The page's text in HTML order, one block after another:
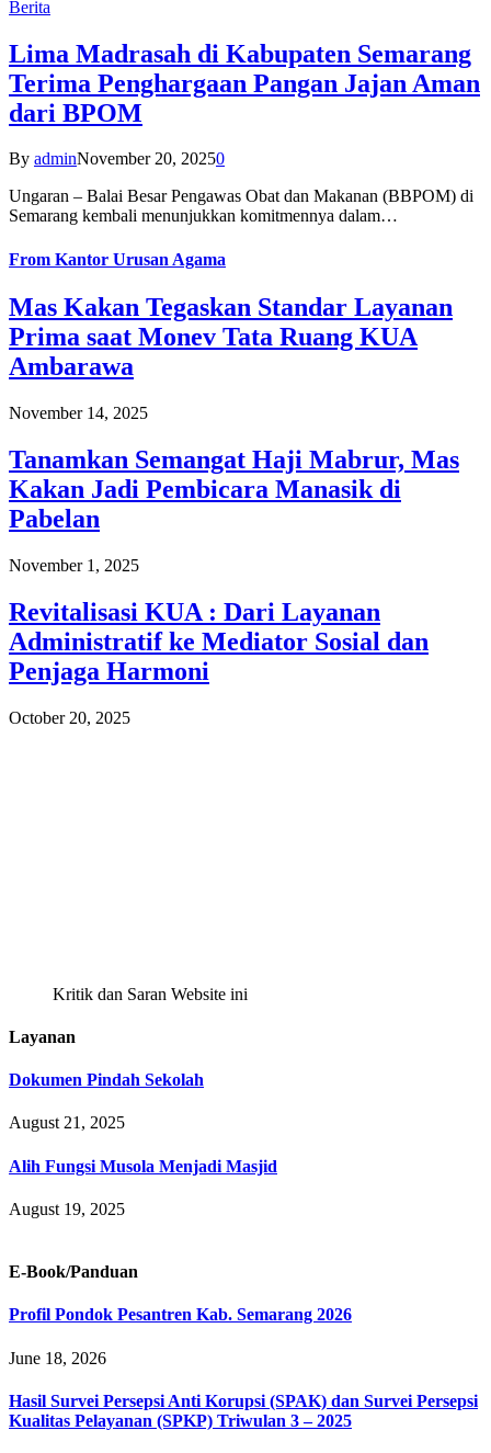
Berita
Lima Madrasah di Kabupaten Semarang
Terima Penghargaan Pangan Jajan Aman
dari BPOM
By adminNovember 20, 20250
Ungaran – Balai Besar Pengawas Obat dan Makanan (BBPOM) di
Semarang kembali menunjukkan komitmennya dalam…
From Kantor Urusan Agama
Mas Kakan Tegaskan Standar Layanan
Prima saat Monev Tata Ruang KUA
Ambarawa
November 14, 2025
Tanamkan Semangat Haji Mabrur, Mas
Kakan Jadi Pembicara Manasik di
Pabelan
November 1, 2025
Revitalisasi KUA : Dari Layanan
Administratif ke Mediator Sosial dan
Penjaga Harmoni
October 20, 2025
Kritik dan Saran Website ini
Layanan
Dokumen Pindah Sekolah
August 21, 2025
Alih Fungsi Musola Menjadi Masjid
August 19, 2025
E-Book/Panduan
Profil Pondok Pesantren Kab. Semarang 2026
June 18, 2026
Hasil Survei Persepsi Anti Korupsi (SPAK) dan Survei Persepsi
Kualitas Pelayanan (SPKP) Triwulan 3 – 2025